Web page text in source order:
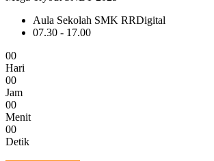
Aula Sekolah SMK RRDigital
07.30 - 17.00
00
Hari
00
Jam
00
Menit
00
Detik